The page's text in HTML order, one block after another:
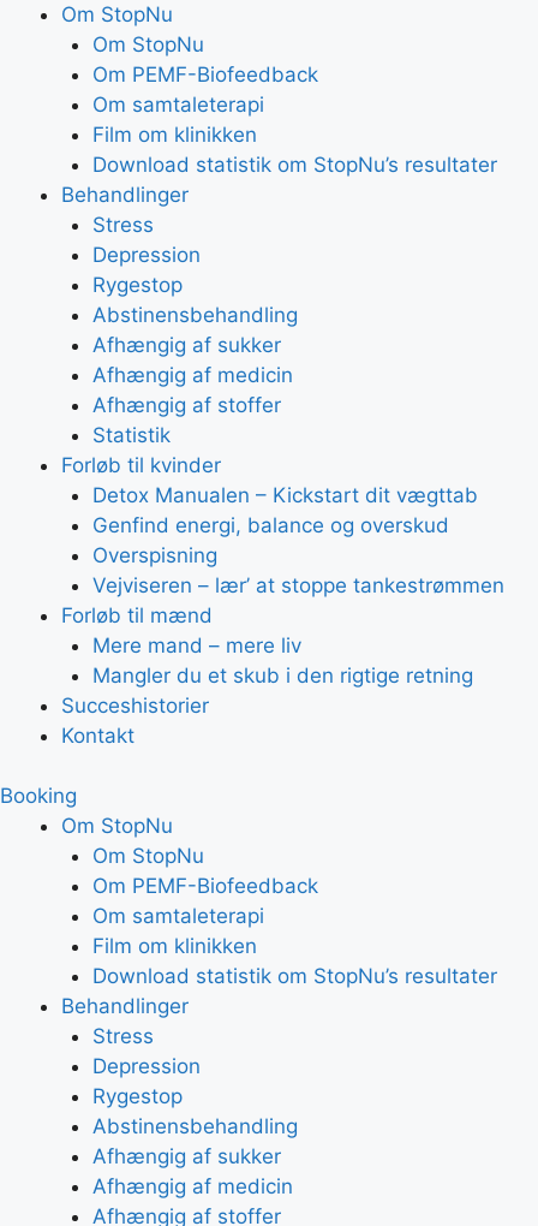
Om StopNu
Om StopNu
Om PEMF-Biofeedback
Om samtaleterapi
Film om klinikken
Download statistik om StopNu’s resultater
Behandlinger
Stress
Depression
Rygestop
Abstinensbehandling
Afhængig af sukker
Afhængig af medicin
Afhængig af stoffer
Statistik
Forløb til kvinder
Detox Manualen – Kickstart dit vægttab
Genfind energi, balance og overskud
Overspisning
Vejviseren – lær’ at stoppe tankestrømmen
Forløb til mænd
Mere mand – mere liv
Mangler du et skub i den rigtige retning
Succeshistorier
Kontakt
Booking
Om StopNu
Om StopNu
Om PEMF-Biofeedback
Om samtaleterapi
Film om klinikken
Download statistik om StopNu’s resultater
Behandlinger
Stress
Depression
Rygestop
Abstinensbehandling
Afhængig af sukker
Afhængig af medicin
Afhængig af stoffer